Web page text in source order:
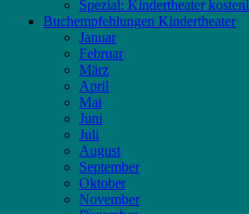
Spezial: Kindertheater
Buchempfehlungen Kindertheater
Januar
Februar
März
April
Mai
Juni
Juli
August
September
Oktober
November